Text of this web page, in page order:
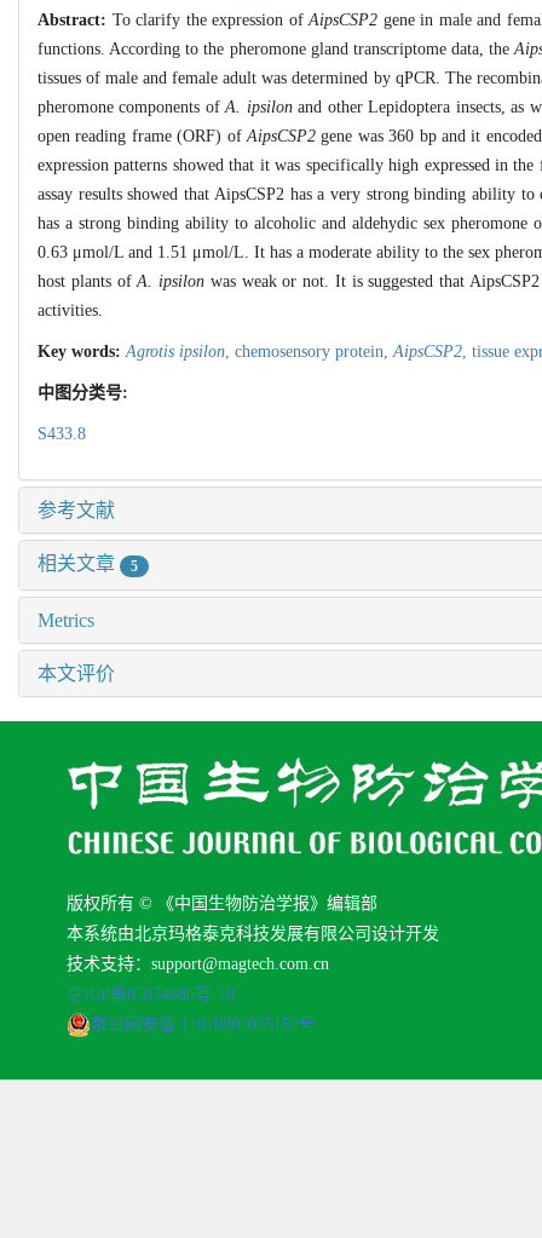
Abstract: To clarify the expression ofAipsCSP2 gene in male and
functions. According to the pheromone gland transcriptome data, the
tissues of male and female adult was determined by qPCR. The
pheromone components ofA. ipsilonand other Lepidoptera insects, as
open reading frame (ORF) ofAipsCSP2gene was 360 bp and it
expression patterns showed that it was specifically high expressed in
assay results showed that AipsCSP2 has a very strong binding ability
has a strong binding ability to alcoholic and aldehydic sex pheromone
0.63 μmol/L and 1.51 μmol/L. It has a moderate ability to the sex
host plants ofA. ipsilon was weak or not. It is suggested that
activities.
Key words:Agrotis ipsilon, chemosensory protein,AipsCSP2, tissue
中图分类号:
S433.8
参考文献
相关文章 5
Metrics
本文评价
版权所有 © 《中国生物防治学报》编辑部
本系统由北京玛格泰克科技发展有限公司设计开发
技术支持：support@magtech.com.cn
京ICP备05034986号-10
京公网安备 11010802035152号